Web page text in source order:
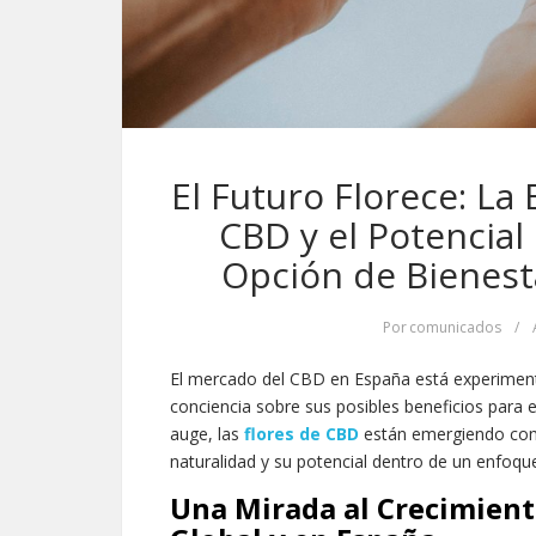
El Futuro Florece:
CBD y el
Opción de
Porcomunicados /
El mercado del CBD en España está
conciencia sobre sus posibles beneficios
auge, las flores de CBD están emergiendo
naturalidad y su potencial dentro de un
Una Mirada al